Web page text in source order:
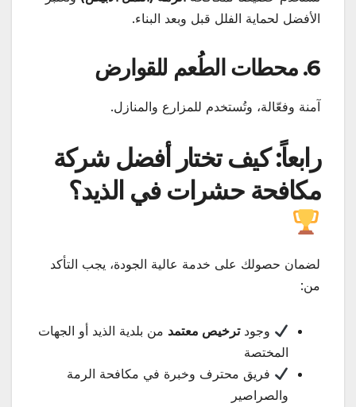
الأفضل لحماية الفلل قبل وبعد البناء.
6. محطات الطُعم للقوارض
آمنة وفعّالة، وتُستخدم للمزارع والمنازل.
رابعاً: كيف تختار أفضل شركة
مكافحة حشرات في الذيد؟
لضمان حصولك على خدمة عالية الجودة، يجب التأكد
من:
وجودترخيص معتمد من بلدية الذيد أو الجهات
المختصة
فريق محترف وخبرة في مكافحة الرمة
والصراصير